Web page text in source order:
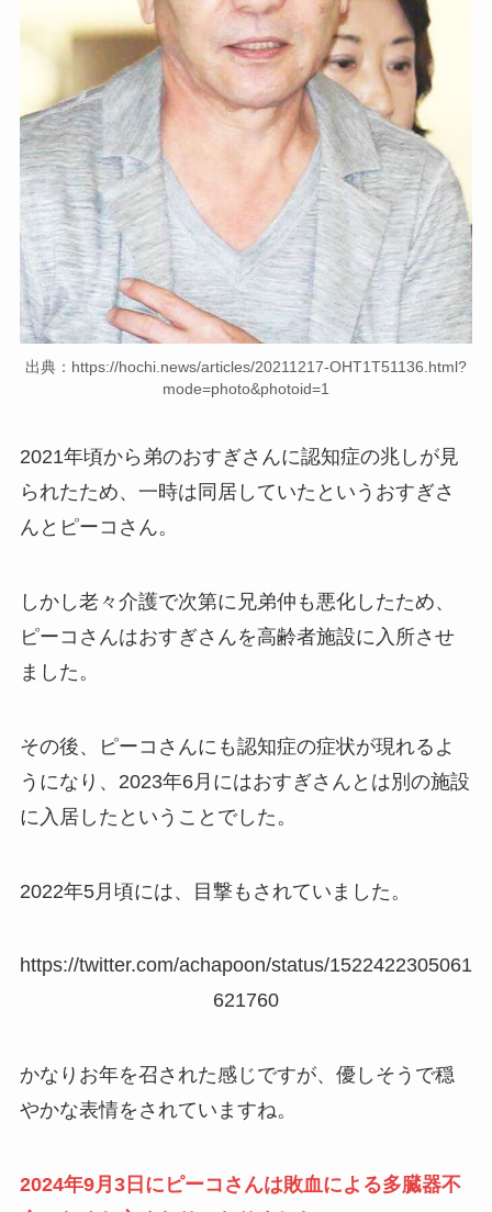
出典：https://hochi.news/articles/20211217-OHT1T51136.html?
mode=photo&photoid=1
2021年頃から弟のおすぎさんに認知症の兆しが見
られたため、一時は同居していたというおすぎさ
んとピーコさん。
しかし老々介護で次第に兄弟仲も悪化したため、
ピーコさんはおすぎさんを高齢者施設に入所させ
ました。
その後、ピーコさんにも認知症の症状が現れるよ
うになり、2023年6月にはおすぎさんとは別の施設
に入居したということでした。
2022年5月頃には、目撃もされていました。
https://twitter.com/achapoon/status/1522422305061
621760
かなりお年を召された感じですが、優しそうで穏
やかな表情をされていますね。
2024年9月3日にピーコさんは敗血による多臓器不